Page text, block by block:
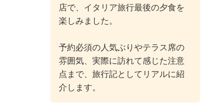
店で、イタリア旅行最後の夕食を
楽しみました。
予約必須の人気ぶりやテラス席の
雰囲気、実際に訪れて感じた注意
点まで、旅行記としてリアルに紹
介します。